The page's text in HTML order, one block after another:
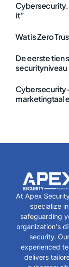
Cybersecurity.
it”
Wat is Zero
De eerste tien
securityniveau
marketingtaal
At Apex
specialize in
safeguarding
organization's
security. Our
experienced
delivers